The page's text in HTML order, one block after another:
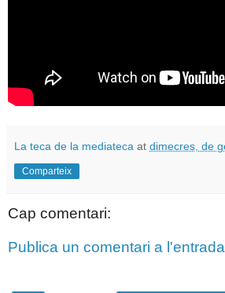
La teca de la mediateca at dimecres, de
Comparteix
Cap comentari:
Publica un comentari a l'entrada